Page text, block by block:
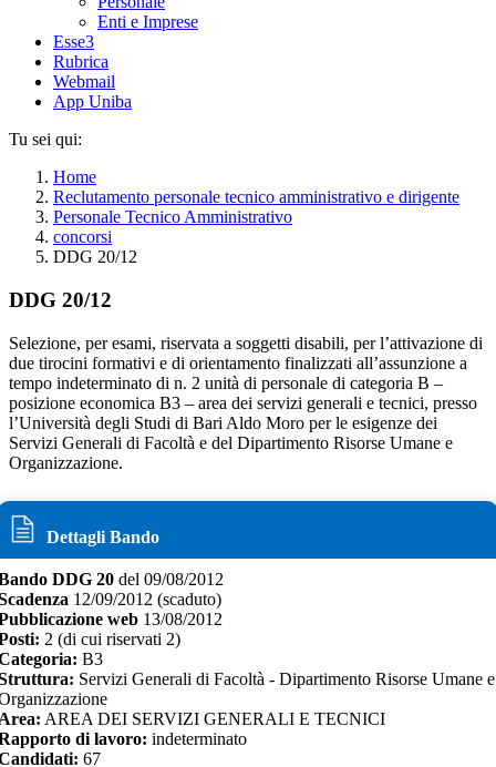
Enti e Imprese
Esse3
Rubrica
Webmail
App Uniba
Tu sei qui:
Home
Reclutamento personale tecnico amministrativo e dirigente
Personale Tecnico Amministrativo
concorsi
DDG 20/12
DDG 20/12
Selezione, per esami, riservata a soggetti disabili, per l’attivazione di
due tirocini formativi e di orientamento finalizzati all’assunzione a
tempo indeterminato di n. 2 unità di personale di categoria B –
posizione economica B3 – area dei servizi generali e tecnici, presso
l’Università degli Studi di Bari Aldo Moro per le esigenze dei
Servizi Generali di Facoltà e del Dipartimento Risorse Umane e
Organizzazione.
Dettagli Bando
DDG 20 del 09/08/2012
12/09/2012 (scaduto)
web 13/08/2012
2 (di cui riservati 2)
B3
Servizi Generali di Facoltà - Dipartimento Risorse Umane e
AREA DEI SERVIZI GENERALI E TECNICI
di lavoro: indeterminato
67